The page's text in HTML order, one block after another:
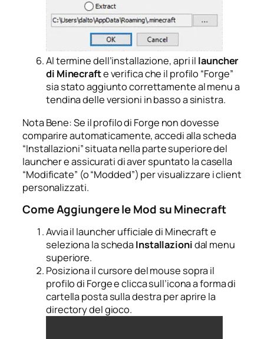
Al termine dell’installazione, apri il launcher
di Minecrafte verifica che il profilo “Forge”
sia stato aggiunto correttamente al menu a
tendina delle versioni in basso a sinistra.
Nota Bene: Se il profilo di Forge non dovesse
comparire automaticamente, accedi alla scheda
“Installazioni” situata nella parte superiore del
launcher e assicurati di aver spuntato la casella
“Modificate” (o “Modded”) per visualizzare i client
personalizzati.
Come Aggiungere le Mod su Minecraft
Avvia il launcher ufficiale di Minecraft e
seleziona la schedaInstallazionidal menu
superiore.
Posiziona il cursore del mouse sopra il
profilo di Forge e clicca sull’icona a forma di
cartella posta sulla destra per aprire la
directory del gioco.